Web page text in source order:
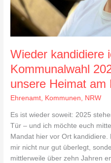
Wieder kandidiere
Kommunalwahl
unsere Heimat am
Ehrenamt, Kommunen, NRW
Es ist wieder soweit: 2025
Tür – und ich möchte euch
Mandat hier vor Ort
mir nicht nur gut überlegt,
mittlerweile über zehn Jahren
mir
unsere
Heimat
am
Herzen
liegt